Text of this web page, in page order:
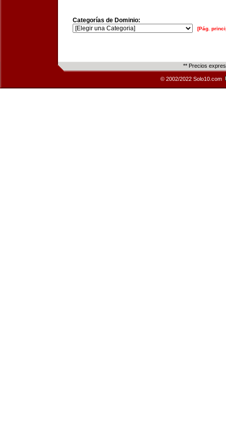
Categorías de Dominio:
[Pág.
** Precios
© 2002/2022 Solo10.com